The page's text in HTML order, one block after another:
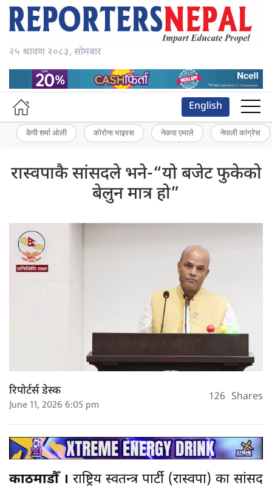
२५ श्रावण २०८३, सोमबार
English
केपी शर्मा ओली कोरोना भाइरस नेकपा एमाले नेपाली कांग्रेस
रास्वपाकै सांसदले भने-“यो बजेट फुकेको
बेलुन मात्र हो”
रिपोर्टर्स डेस्क
June 11, 2026 6:05 pm 126 Shares
काठमाडौँ । राष्ट्रिय स्वतन्त्र पार्टी (रास्वपा) का सांसद